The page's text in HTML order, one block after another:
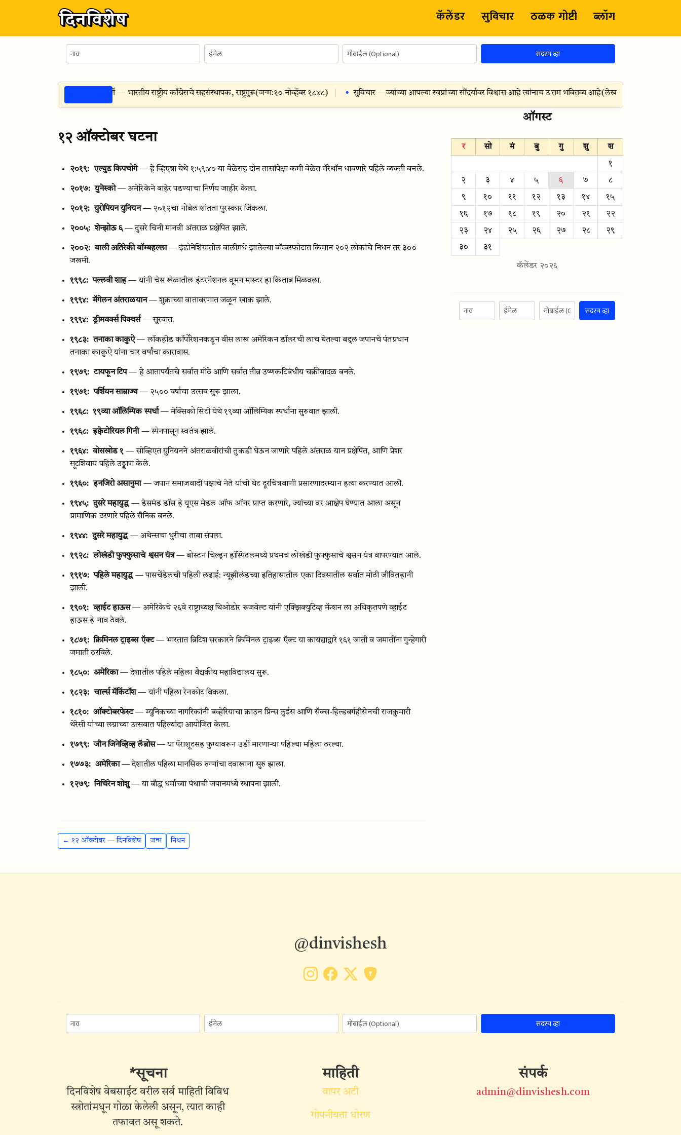
कॅलेंडर सुविचार ठळक गोष्टी ब्लॉग
सदस्य व्हा
— सुरेंद्रनाथ बॅनर्जी — भारतीय राष्ट्रीय काँग्रेसचे सहसंस्थापक, राष्ट्रगुरू(जन्म:१० नोव्हेंबर १८४८) सुविचार —ज्यांच्या आपल्या स्वप्नांच्या सौंदर्यावर विश्वास आहे त्यांनाच उत्तम भवितव्य आहे(लेखक:रुझवेल्ट
१२ ऑक्टोबर घटना
२०१९: एल्युड किपचोगे — हे व्हिएन्ना येथे १:५९:४० या वेळेसह दोन तासांपेक्षा कमी वेळेत मॅरेथॉन धावणारे पहिले व्यक्ती बनले.
२०१७: युनेस्को — अमेरिकेने बाहेर पडण्याचा निर्णय जाहीर केला.
२०१२: युरोपियन युनियन — २०१२चा नोबेल शांतता पुरस्कार जिंकला.
२००५: शेन्झोऊ ६ — दुसरे चिनी मानवी अंतराळ प्रक्षेपित झाले.
२००२: बाली अतिरेकी बॉम्बहल्ला — इंडोनेशियातील बालीमधे झालेल्या बॉम्बस्फोटात किमान २०२ लोकांचे निधन तर ३००
जखमी.
१९९८: पल्लवी शाह — यांनी चेस खेळातील इंटरनॅशनल वूमन मास्टर हा किताब मिळवला.
१९९४: मॅगेलन अंतराळयान — शुक्राच्या वातावरणात जळून खाक झाले.
१९९४: ड्रीमवर्क्स पिक्चर्स — सुरवात.
१९८३: तनाका काकुऐ — लॉकहीड कॉर्पोरेशनकडून वीस लाख अमेरिकन डॉलरची लाच घेतल्या बद्दल जपानचे पंतप्रधान
तनाका काकुऐ यांना चार वर्षांचा कारावास.
१९७९: टायफून टिप — हे आतापर्यंतचे सर्वात मोठे आणि सर्वात तीव्र उष्णकटिबंधीय चक्रीवादळ बनले.
१९७१: पर्शियन साम्राज्य — २५०० वर्षाचा उत्सव सुरू झाला.
१९६८: १९व्या ऑलिम्पिक स्पर्धा — मेक्सिको सिटी येथे १९व्या ऑलिम्पिक स्पर्धांना सुरुवात झाली.
१९६८: इक्वेटोरियल गिनी — स्पेनपासून स्वतंत्र झाले.
१९६४: वोसखोड १ — सोव्हिएत युनियनने अंतराळवीरांची तुकडी घेऊन जाणारे पहिले अंतराळ यान प्रक्षेपित, आणि प्रेशर
सूटशिवाय पहिले उड्डाण केले.
१९६०: इनजिरो असानुमा — जपान समाजवादी पक्षाचे नेते यांची थेट दूरचित्रवाणी प्रसारणादरम्यान हत्या करण्यात आली.
१९४५: दुसरे महायुद्ध — डेसमंड डॉस हे यूएस मेडल ऑफ ऑनर प्राप्त करणारे, ज्यांच्या वर आक्षेप घेण्यात आला असून
प्रामाणिक ठरणारे पहिले सैनिक बनले.
१९४४: दुसरे महायुद्ध — अथेन्सचा धुरीचा ताबा संपला.
१९२८: लोखंडी फुफ्फुसाचे श्वसन यंत्र — बोस्टन चिल्ड्रन हॉस्पिटलमध्ये प्रथमच लोखंडी फुफ्फुसाचे श्वसन यंत्र वापरण्यात आले.
१९१७: पहिले महायुद्ध — पासचेंडेलची पहिली लढाई: न्यूझीलंडच्या इतिहासातील एका दिवसातील सर्वात मोठी जीवितहानी
झाली.
१९०१: व्हाईट हाऊस — अमेरिकेचे २६वे राष्ट्राध्यक्ष थिओडोर रूजवेल्ट यांनी एक्झिक्युटिव्ह मॅन्शन ला अधिकृतपणे व्हाईट
हाऊस हे नाव ठेवले.
१८७१: क्रिमिनल ट्राइब्स ऍक्ट — भारतात ब्रिटिश सरकारने क्रिमिनल ट्राइब्स ऍक्ट या कायद्याद्वारे १६१ जाती व जमातींना गुन्हेगारी
जमाती ठरविले.
१८५०: अमेरिका — देशातील पहिले महिला वैद्यकीय महाविद्यालय सुरू.
१८२३: चार्ल्स मॅकिंटॉश — यांनी पहिला रेनकोट विकला.
१८१०: ऑक्टोबरफेस्ट — म्युनिकच्या नागरिकांनी बव्हेरियाचा क्राउन प्रिन्स लुईस आणि सॅक्स-हिल्डबर्गहौसेनची राजकुमारी
थेरेसी यांच्या लग्नाच्या उत्सवात पहिल्यांदा आयोजित केला.
१७९९: जीन जिनेव्हिव्ह लॅब्रोस — या पॅराशूटसह फुग्यावरून उडी मारणाऱ्या पहिल्या महिला ठरल्या.
१७७३: अमेरिका — देशातील पहिला मानसिक रुग्णांचा दवाखाना सुरु झाला.
१२७९: निचिरेन शोशु — या बौद्ध धर्माच्या पंथाची जपानमध्ये स्थापना झाली.
← १२ ऑक्टोबर — दिनविशेष जन्म निधन
ऑगस्ट
र सो मं बु गु शु श
१
२ ३ ४ ५ ६ ७ ८
९ १० ११ १२ १३ १४ १५
१६ १७ १८ १९ २० २१ २२
२३ २४ २५ २६ २७ २८ २९
३० ३१
कॅलेंडर २०२६
सदस्य व्हा
@dinvishesh
सदस्य व्हा
*सूचना
दिनविशेष वेबसाईट वरील सर्व माहिती विविध
स्त्रोतांमधून गोळा केलेली असून, त्यात काही
तफावत असू शकते.
माहिती
वापर अटी
गोपनीयता धोरण
संपर्क
admin@dinvishesh.com